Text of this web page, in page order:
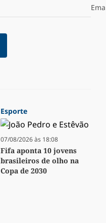
Esporte
07/08/2026 às 18:08
Fifa aponta 10 jovens
brasileiros de olho na
Copa de 2030